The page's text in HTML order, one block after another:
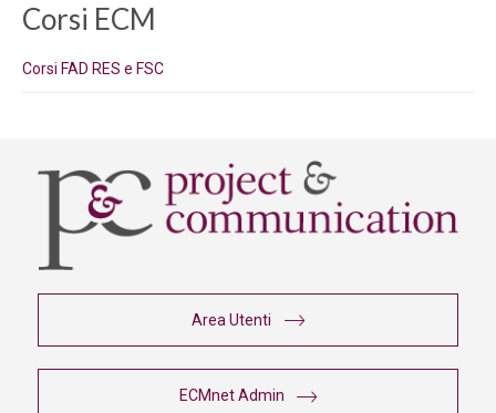
Corsi ECM
Corsi FAD RES e FSC
Area Utenti
ECMnet Admin